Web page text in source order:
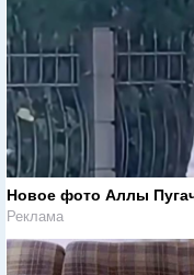
Новое фото Аллы
Реклама